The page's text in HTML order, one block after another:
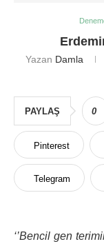
Yazan Damla
PAYLAŞ 0
Pinterest
Telegram
‘’Bencil gen